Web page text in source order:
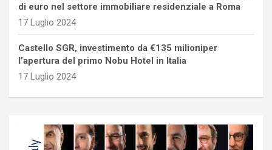
di euro nel settore immobiliare residenziale a Roma
17 Luglio 2024
Castello SGR, investimento da €135 milioniper
l’apertura del primo Nobu Hotel in Italia
17 Luglio 2024